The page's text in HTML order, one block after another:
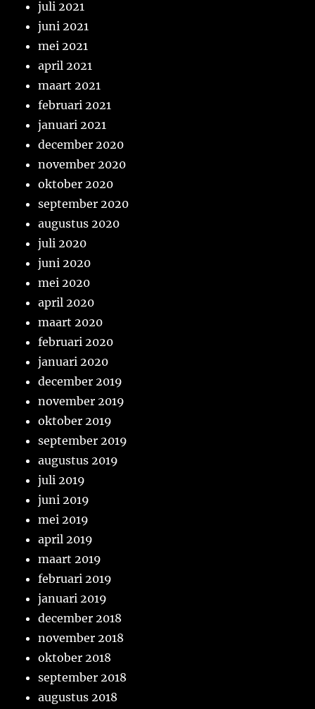
juli 2021
juni 2021
mei 2021
april 2021
maart 2021
februari 2021
januari 2021
december 2020
november 2020
oktober 2020
september 2020
augustus 2020
juli 2020
juni 2020
mei 2020
april 2020
maart 2020
februari 2020
januari 2020
december 2019
november 2019
oktober 2019
september 2019
augustus 2019
juli 2019
juni 2019
mei 2019
april 2019
maart 2019
februari 2019
januari 2019
december 2018
november 2018
oktober 2018
september 2018
augustus 2018